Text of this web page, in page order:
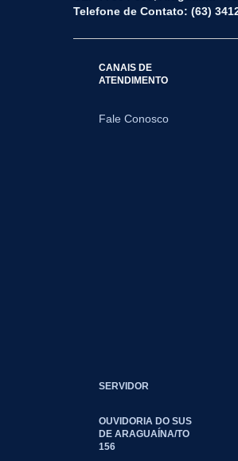
Telefone de Contato: (63)
CANAIS DE
ATENDIMENTO
Fale Conosco
SERVIDOR
OUVIDORIA DO SUS
DE ARAGUAÍNA/TO
156